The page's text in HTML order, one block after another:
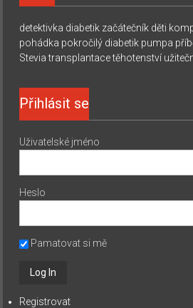
detektivka diabetik začátečník děti
pohádka pokročilý diabetik pumpa
Stevia transplantace těhotenství
Přihlásit se
Uživatelské jméno
Heslo
Pamatovat si mě
Registrovat